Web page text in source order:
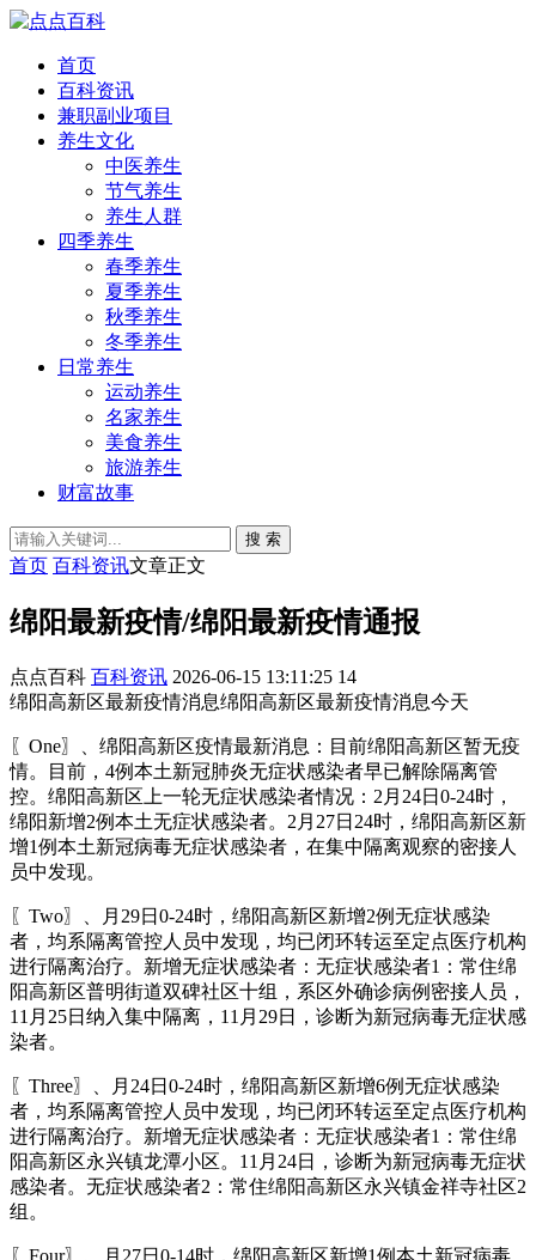
首页
百科资讯
兼职副业项目
养生文化
中医养生
节气养生
养生人群
四季养生
春季养生
夏季养生
秋季养生
冬季养生
日常养生
运动养生
名家养生
美食养生
旅游养生
财富故事
搜 索
首页 百科资讯文章正文
绵阳最新疫情/绵阳最新疫情通报
点点百科 百科资讯 2026-06-15 13:11:25 14
绵阳高新区最新疫情消息绵阳高新区最新疫情消息今天
〖One〗、绵阳高新区疫情最新消息：目前绵阳高新区暂无疫
情。目前，4例本土新冠肺炎无症状感染者早已解除隔离管
控。绵阳高新区上一轮无症状感染者情况：2月24日0-24时，
绵阳新增2例本土无症状感染者。2月27日24时，绵阳高新区新
增1例本土新冠病毒无症状感染者，在集中隔离观察的密接人
员中发现。
〖Two〗、月29日0-24时，绵阳高新区新增2例无症状感染
者，均系隔离管控人员中发现，均已闭环转运至定点医疗机构
进行隔离治疗。新增无症状感染者：无症状感染者1：常住绵
阳高新区普明街道双碑社区十组，系区外确诊病例密接人员，
11月25日纳入集中隔离，11月29日，诊断为新冠病毒无症状感
染者。
〖Three〗、月24日0-24时，绵阳高新区新增6例无症状感染
者，均系隔离管控人员中发现，均已闭环转运至定点医疗机构
进行隔离治疗。新增无症状感染者：无症状感染者1：常住绵
阳高新区永兴镇龙潭小区。11月24日，诊断为新冠病毒无症状
感染者。无症状感染者2：常住绵阳高新区永兴镇金祥寺社区2
组。
〖Four〗、月27日0-14时，绵阳高新区新增1例本土新冠病毒